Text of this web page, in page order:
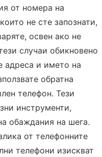
от номера на
не сте запознати,
освен ако не
случаи обикновено
адреса и името на
обратна
телефон. Тези
инструменти,
обаждания на шега.
от телефонните
телефони изискват